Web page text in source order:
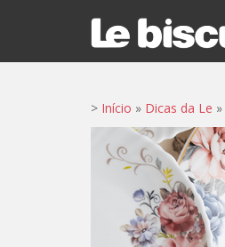
> Início » Dicas da Le »